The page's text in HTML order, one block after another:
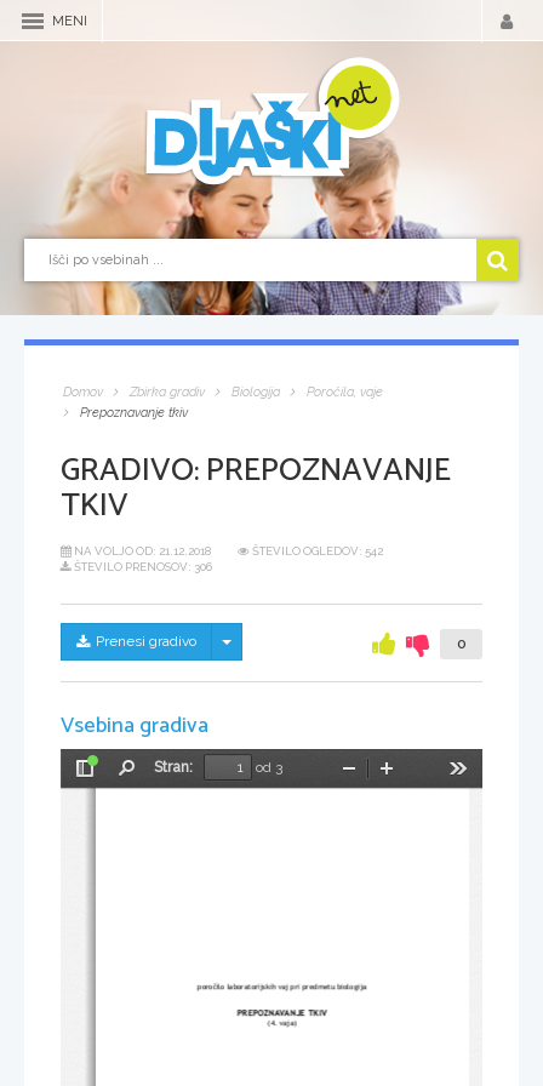
MENI
Domov Zbirka gradiv Biologija
Poročila, vaje
Prepoznavanje tkiv
GRADIVO:PREPOZNAVANJE
TKIV
NA VOLJO OD: 21.12.2018
ŠTEVILO OGLEDOV: 542
ŠTEVILO PRENOSOV: 306
Prenesi gradivo Skrij/prikaži meni 0
Vsebina gradiva
Preklopi
Stran:
od 3
Pomanjšaj
poročilo laboratorijskih vaj pri predmetu biologija
PREPOZNAVANJE TKIV
(4. vaja)